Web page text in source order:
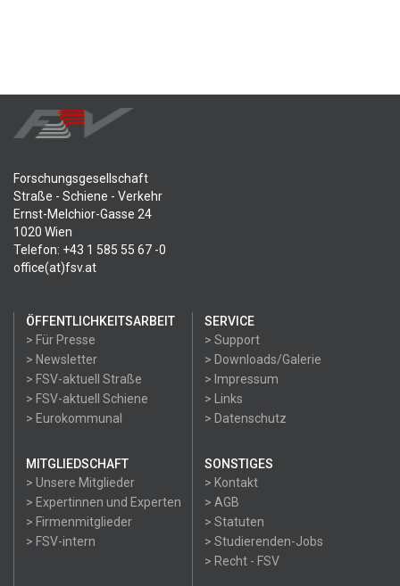
Forschungsgesellschaft
Straße - Schiene - Verkehr
Ernst-Melchior-Gasse 24
1020 Wien
Telefon: +43 1 585 55 67 -0
office(at)fsv.at
ÖFFENTLICHKEITSARBEIT
> Für Presse
> Newsletter
> FSV-aktuell Straße
> FSV-aktuell Schiene
> Eurokommunal
SERVICE
> Support
> Downloads/Galerie
> Impressum
> Links
> Datenschutz
MITGLIEDSCHAFT
> Unsere Mitglieder
> Expertinnen und Experten
> Firmenmitglieder
> FSV-intern
SONSTIGES
> Kontakt
> AGB
> Statuten
> Studierenden-Jobs
> Recht - FSV